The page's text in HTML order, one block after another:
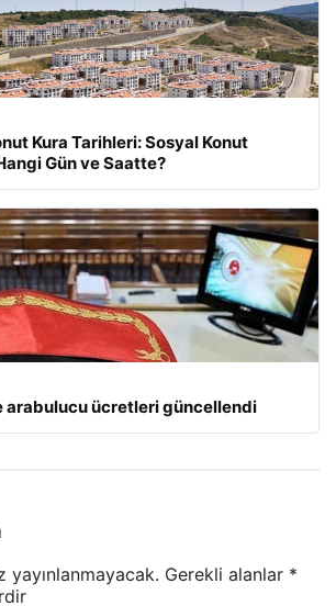
Kura Tarihleri: Sosyal Konut
Gün ve Saatte?
arabulucu ücretleri güncellendi
yayınlanmayacak. Gerekli alanlar *